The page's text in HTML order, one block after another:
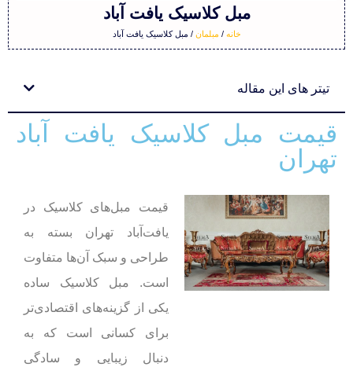
مبل کلاسیک یافت آباد
خانه / مبلمان / مبل کلاسیک یافت آباد
تیتر های این مقاله
قیمت مبل کلاسیک یافت آباد
تهران
قیمت مبل‌های کلاسیک در
یافت‌آباد تهران بسته به
طراحی و سبک آن‌ها متفاوت
است. مبل کلاسیک ساده
یکی از گزینه‌های اقتصادی‌تر
برای کسانی است که به
دنبال زیبایی و سادگی